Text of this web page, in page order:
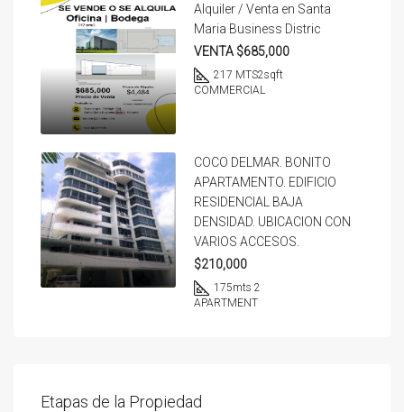
Alquiler / Venta en Santa
Maria Business Distric
VENTA $685,000
217 MTS2sqft
COMMERCIAL
COCO DELMAR. BONITO
APARTAMENTO. EDIFICIO
RESIDENCIAL BAJA
DENSIDAD. UBICACION CON
VARIOS ACCESOS.
$210,000
175mts 2
APARTMENT
Etapas de la Propiedad